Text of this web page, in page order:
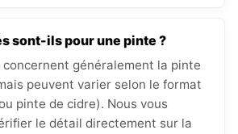
sont-ils pour une pinte ?
généralement la pinte
peuvent varier selon le format
pinte de cidre). Nous vous
le détail directement sur la